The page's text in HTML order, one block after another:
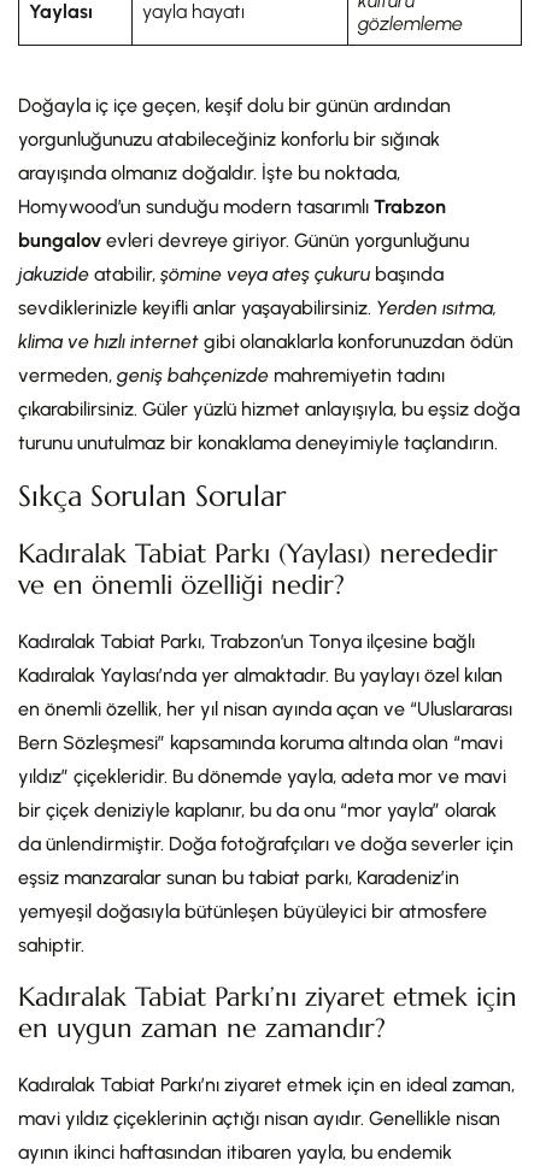
Yaylası yayla hayatı
gözlemleme
Doğayla iç içe geçen, keşif dolu bir günün ardından
yorgunluğunuzu atabileceğiniz konforlu bir sığınak
arayışında olmanız doğaldır. İşte bu noktada,
Homywood’un sunduğu modern tasarımlı Trabzon
bungalov evleri devreye giriyor. Günün yorgunluğunu
jakuzide atabilir, şömine veya ateş çukuru başında
sevdiklerinizle keyifli anlar yaşayabilirsiniz. Yerden ısıtma,
klima ve hızlı internet gibi olanaklarla konforunuzdan ödün
vermeden, geniş bahçenizde mahremiyetin tadını
çıkarabilirsiniz. Güler yüzlü hizmet anlayışıyla, bu eşsiz doğa
turunu unutulmaz bir konaklama deneyimiyle taçlandırın.
Sıkça Sorulan Sorular
Kadıralak Tabiat Parkı (Yaylası) nerededir
ve en önemli özelliği nedir?
Kadıralak Tabiat Parkı, Trabzon’un Tonya ilçesine bağlı
Kadıralak Yaylası’nda yer almaktadır. Bu yaylayı özel kılan
en önemli özellik, her yıl nisan ayında açan ve “Uluslararası
Bern Sözleşmesi” kapsamında koruma altında olan “mavi
yıldız” çiçekleridir. Bu dönemde yayla, adeta mor ve mavi
bir çiçek deniziyle kaplanır, bu da onu “mor yayla” olarak
da ünlendirmiştir. Doğa fotoğrafçıları ve doğa severler için
eşsiz manzaralar sunan bu tabiat parkı, Karadeniz’in
yemyeşil doğasıyla bütünleşen büyüleyici bir atmosfere
sahiptir.
Kadıralak Tabiat Parkı’nı ziyaret etmek için
en uygun zaman ne zamandır?
Kadıralak Tabiat Parkı’nı ziyaret etmek için en ideal zaman,
mavi yıldız çiçeklerinin açtığı nisan ayıdır. Genellikle nisan
ayının ikinci haftasından itibaren yayla, bu endemik